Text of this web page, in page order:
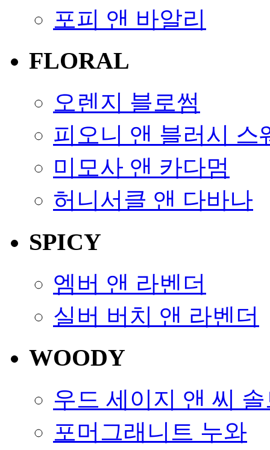
포피 앤 바알리
FLORAL
오렌지 블로썸
피오니 앤 블러시 스
미모사 앤 카다멈
허니서클 앤 다바나
SPICY
엠버 앤 라벤더
실버 버치 앤 라벤더
WOODY
우드 세이지 앤 씨
포머그래니트 누와